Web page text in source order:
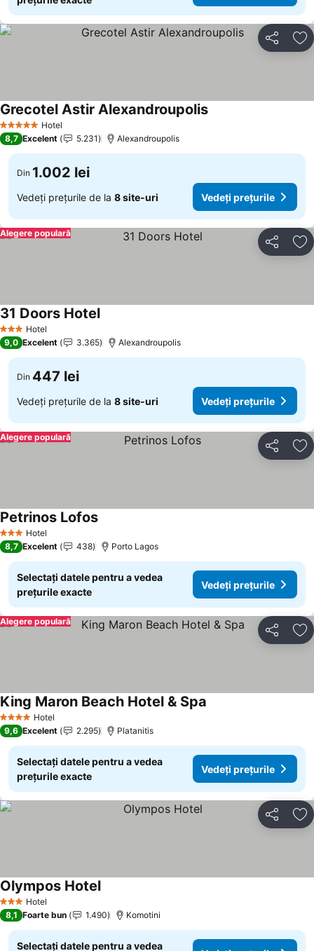
Distribuiți
5 Stele Hotel
Grecotel Astir Alexandroupolis
8,7 Excelent 5.231 Alexandroupolis
Din 1.002 lei
Vedeți prețurile de la 8 site-uri Vedeți prețurile
Distribuiți
Alegere populară
3 SteleHotel
31 Doors Hotel
9,0 Excelent 3.365 Alexandroupolis
Din 447 lei
Vedeți prețurile de la 8 site-uri Vedeți prețurile
Distribuiți
Alegere populară
3 SteleHotel
Petrinos Lofos
8,7 Excelent 438 Porto Lagos
Selectați datele pentru a vedea
prețurile exacte
Vedeți prețurile
Distribuiți
Alegere populară
4 Stele Hotel
King Maron Beach Hotel & Spa
9,6 Excelent 2.295 Platanitis
Selectați datele pentru a vedea
prețurile exacte
Vedeți prețurile
Distribuiți
3 SteleHotel
Olympos Hotel
8,1 Foarte bun 1.490 Komotini
Selectați datele pentru a vedea